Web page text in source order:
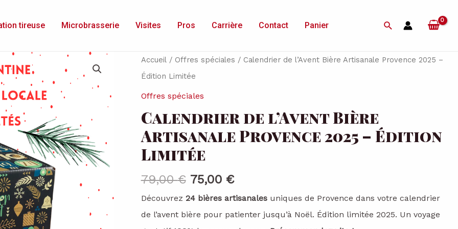
tireuse Microbrasserie Visites Pros Carrière Contact Panier Rechercher
Accueil/ Offres spéciales / Calendrier de l’Avent Bière Artisanale Provence 2025 –
Édition Limitée
Offres spéciales
Calendrier de l’Avent Bière
Artisanale Provence 2025 – Édition
Limitée
79,00€ Le
prix
initial
75,00 €Le
prix
actuel
Découvrez 24 bières artisanalesuniques de Provence dans votre calendrier
de l’avent bière pour patienter jusqu’à Noël. Édition limitée 2025. Un voyage